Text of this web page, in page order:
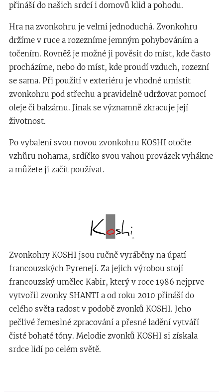
přináší do našich srdcí i domovů klid a pohodu.
Hra na zvonkohru je velmi jednoduchá. Zvonkohru
držíme v ruce a rozezníme jemným pohybováním a
točením. Rovněž je možné ji pověsit do míst, kde často
procházíme, nebo do míst, kde proudí vzduch, rozezní
se sama. Při použití v exteriéru je vhodné umístit
zvonkohru pod střechu a pravidelně udržovat pomocí
oleje či balzámu. Jinak se významně zkracuje její
životnost.
Po vybalení svou novou zvonkohru KOSHI otočte
vzhůru nohama, srdíčko svou vahou provázek vyhákne
a můžete ji začít používat.
Zvonkohry KOSHI jsou ručně vyráběny na úpatí
francouzských Pyrenejí. Za jejich výrobou stojí
francouzský umělec Kabir, který v roce 1986 nejprve
vytvořil zvonky SHANTI a od roku 2010 přináší do
celého světa radost v podobě zvonků KOSHI. Jeho
pečlivé řemeslné zpracování a přesné ladění vytváří
čisté bohaté tóny. Melodie zvonků KOSHI si získala
srdce lidí po celém světě.